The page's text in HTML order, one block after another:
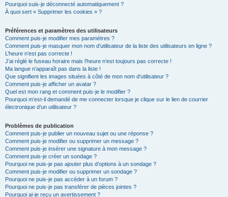
Pourquoi suis-je déconnecté automatiquement ?
À quoi sert « Supprimer les cookies » ?
Préférences et paramètres des utilisateurs
Comment puis-je modifier mes paramètres ?
Comment puis-je masquer mon nom d’utilisateur de la liste des utilisateurs en ligne ?
L’heure n’est pas correcte !
J’ai réglé le fuseau horaire mais l’heure n’est toujours pas correcte !
Ma langue n’apparaît pas dans la liste !
Que signifient les images situées à côté de mon nom d’utilisateur ?
Comment puis-je afficher un avatar ?
Quel est mon rang et comment puis-je le modifier ?
Pourquoi m’est-il demandé de me connecter lorsque je clique sur le lien de courrier
électronique d’un utilisateur ?
Problèmes de publication
Comment puis-je publier un nouveau sujet ou une réponse ?
Comment puis-je modifier ou supprimer un message ?
Comment puis-je insérer une signature à mon message ?
Comment puis-je créer un sondage ?
Pourquoi ne puis-je pas ajouter plus d’options à un sondage ?
Comment puis-je modifier ou supprimer un sondage ?
Pourquoi ne puis-je pas accéder à un forum ?
Pourquoi ne puis-je pas transférer de pièces jointes ?
Pourquoi ai-je reçu un avertissement ?